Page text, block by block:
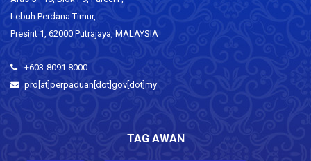
Lebuh Perdana Timur,
Presint 1, 62000 Putrajaya, MALAYSIA
+603-8091 8000
pro[at]perpaduan[dot]gov[dot]my
TAG AWAN